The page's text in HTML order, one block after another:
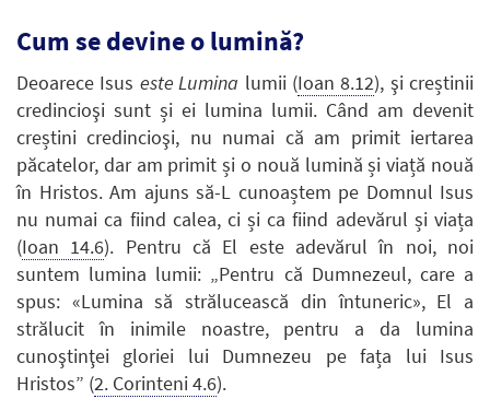
Cum se devine o lumină?
Deoarece Isus este Lumina lumii (Ioan 8.12), şi creștinii
credincioşi sunt și ei lumina lumii. Când am devenit
creștini credincioşi, nu numai că am primit iertarea
păcatelor, dar am primit și o nouă lumină și viață nouă
în Hristos. Am ajuns să-L cunoaștem pe Domnul Isus
nu numai ca fiind calea, ci și ca fiind adevărul și viața
(Ioan 14.6). Pentru că El este adevărul în noi, noi
suntem lumina lumii: „Pentru că Dumnezeul, care a
spus: «Lumina să strălucească din întuneric», El a
strălucit în inimile noastre, pentru a da lumina
cunoştinţei gloriei lui Dumnezeu pe fața lui Isus
Hristos” (2. Corinteni 4.6).